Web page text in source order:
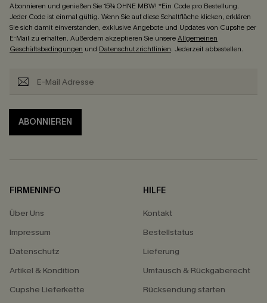
Abonnieren und genießen Sie 15% OHNE MBW! *Ein Code pro Bestellung.
Jeder Code ist einmal gültig. Wenn Sie auf diese Schaltfläche klicken, erklären
Sie sich damit einverstanden, exklusive Angebote und Updates von Cupshe per
E-Mail zu erhalten. Außerdem akzeptieren Sie unsereAllgemeinen
Geschäftsbedingungen und Datenschutzrichtlinien. Jederzeit abbestellen.
ABONNIEREN
FIRMENINFO
Über Uns
Impressum
Datenschutz
Artikel & Kondition
Cupshe Lieferkette
HILFE
Kontakt
Bestellstatus
Lieferung
Umtausch & Rückgaberecht
Rücksendung starten